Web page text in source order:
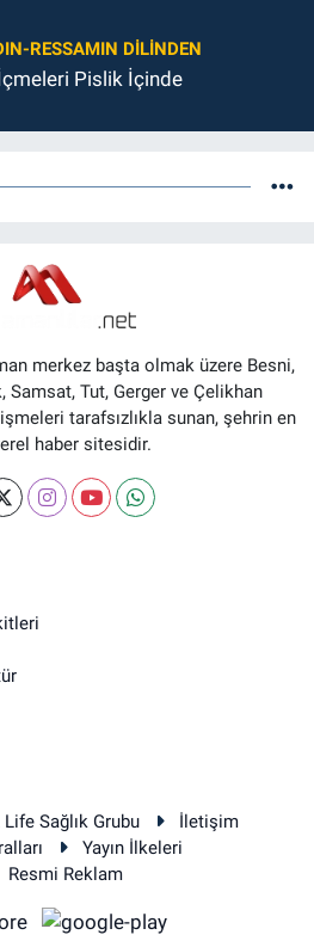
RESSAMIN DILINDEN
Pislik İçinde
merkez başta olmak üzere Besni,
Samsat, Tut, Gerger ve Çelikhan
tarafsızlıkla sunan, şehrin en
haber sitesidir.
Life Sağlık Grubu
İletişim
Yayın İlkeleri
Resmi Reklam